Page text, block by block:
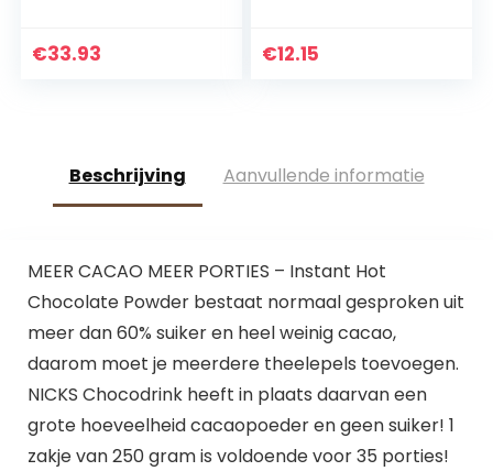
(80 porties)
€33.93 €12.15
Beschrijving Aanvullende informatie
MEER CACAO MEER PORTIES – Instant Hot
Chocolate Powder bestaat normaal gesproken uit
meer dan 60% suiker en heel weinig cacao,
daarom moet je meerdere theelepels toevoegen.
NICKS Chocodrink heeft in plaats daarvan een
grote hoeveelheid cacaopoeder en geen suiker! 1
zakje van 250 gram is voldoende voor 35 porties!